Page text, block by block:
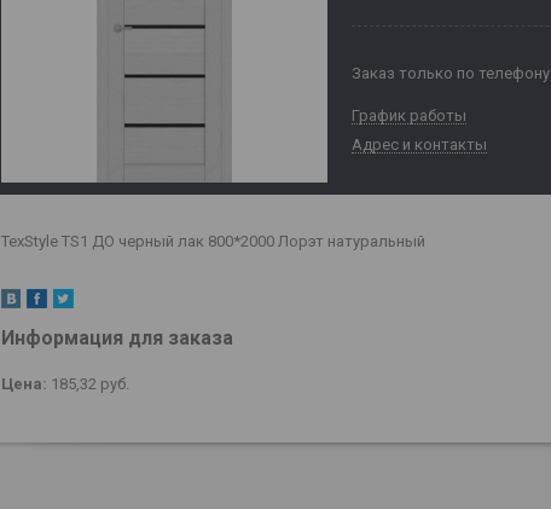
Заказ только по телефону
График работы
Адрес и контакты
TexStyle TS1 ДО черный лак 800*2000 Лорэт натуральный
Информация для заказа
Цена: 185,32 руб.